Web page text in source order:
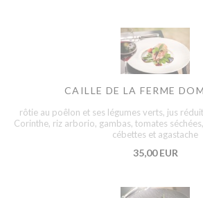
CAILLE DE LA FERME
rôtie au poêlon et ses légumes verts, jus
Corinthe, riz arborio, gambas, tomates
cébettes et agastache
35,00 EUR